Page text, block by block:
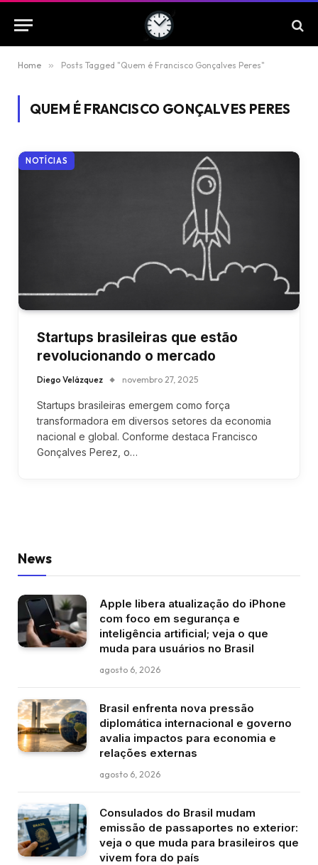
Home » Posts Tagged "Quem é Francisco Gonçalves Peres"
QUEM É FRANCISCO GONÇALVES PERES
NOTÍCIAS
Startups brasileiras que estão
revolucionando o mercado
Diego Velázquez novembro 27, 2025
Startups brasileiras emergem como força
transformadora em diversos setores da economia
nacional e global. Conforme destaca Francisco
Gonçalves Perez, o…
News
Apple libera atualização do iPhone
com foco em segurança e
inteligência artificial; veja o que
muda para usuários no Brasil
agosto 6, 2026
Brasil enfrenta nova pressão
diplomática internacional e governo
avalia impactos para economia e
relações externas
agosto 6, 2026
Consulados do Brasil mudam
emissão de passaportes no exterior:
veja o que muda para brasileiros que
vivem fora do país